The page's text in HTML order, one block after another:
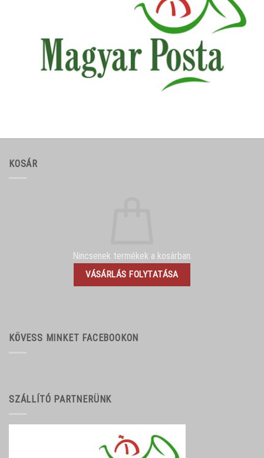
KOSÁR
Nincsenek termékek a kosárban.
VÁSÁRLÁS FOLYTATÁSA
KÖVESS MINKET FACEBOOKON
SZÁLLÍTÓ PARTNERÜNK